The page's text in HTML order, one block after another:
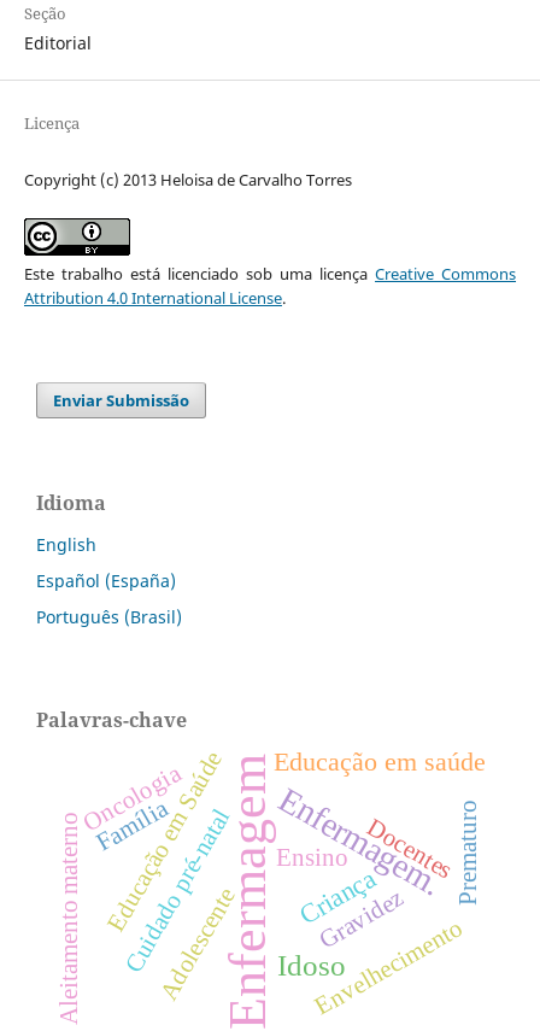
Seção
Editorial
Licença
Copyright (c) 2013 Heloisa de Carvalho Torres
Este trabalho está licenciado sob uma licençaCreative Commons
Attribution 4.0 International License.
Enviar Submissão
Idioma
English
Español (España)
Português (Brasil)
Palavras-chave
EnfermagemEnfermagem.
Idoso
Criança
Educação em saúde
Cuidado pré-natal
Educação em Saúde
Envelhecimento
Adolescente
Família
Aleitamento materno Ensino
Oncologia
DocentesPrematuro
Gravidez